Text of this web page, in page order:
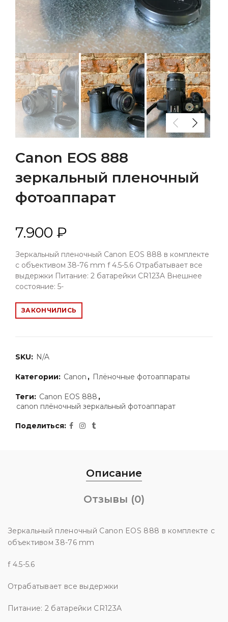
Canon EOS 888
зеркальный пленочный
фотоаппарат
7.900 ₽
Зеркальный пленочный Canon EOS 888 в комплекте
с объективом 38-76 mm f 4.5-5.6 Отрабатывает все
выдержки Питание: 2 батарейки CR123A Внешнее
состояние: 5-
ЗАКОНЧИЛИСЬ
SKU: N/A
Категории: Canon , Плёночные фотоаппараты
Теги: Canon EOS 888 ,
canon плёночный зеркальный фотоаппарат
Поделиться
Описание
Отзывы (0)
Зеркальный пленочный Canon EOS 888 в комплекте с
объективом 38-76 mm
f 4.5-5.6
Отрабатывает все выдержки
Питание: 2 батарейки CR123A